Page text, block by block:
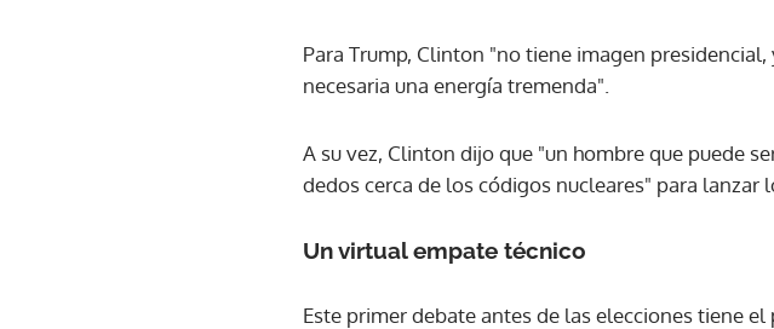
Para Trump, Clinton "no tiene imagen
necesaria una energía tremenda".
A su vez, Clinton dijo que "un hombre que puede
dedos cerca de los códigos nucleares" para lanzar
Un virtual empate técnico
Este primer debate antes de las elecciones tiene